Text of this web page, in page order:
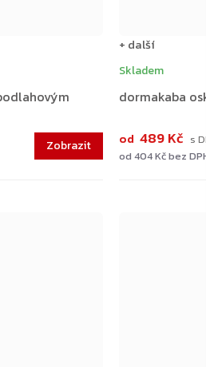
dormakaba
Skladem
od 404 Kč bez
od 489 Kč
+ další